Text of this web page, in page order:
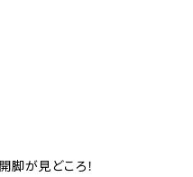
脚が見どころ！